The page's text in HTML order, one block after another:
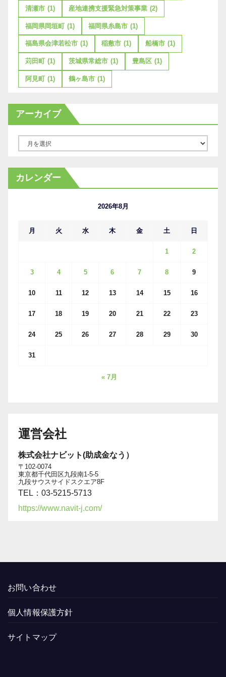
清瀬市 (1) 産地連携支援緊急対策事業 (2)
福岡県岡垣町 (1) 福岡県糸島市 (1)
福島県会津若松市 (1) 稲敷市 (1) 船橋市 (1)
苅田町 (1) 茨城県常総市 (1) 豊島区 (1)
阿見町 (1) 鶴ヶ島市 (1)
アーカイブ
カ
イ
カレンダー
2026年8月
月 火 水 木 金 土 日
1 2
3 4 5 6 7 8 9
10 11 12 13 14 15 16
17 18 19 20 21 22 23
24 25 26 27 28 29 30
31
« 7月
運営会社
株式会社ナビット(助成金なう）
〒102-0074
東京都千代田区九段南1-5-5
九段サウスサイドスクエア8F
TEL：03-5215-5713
https://www.navit-j.com/
お問い合わせ
個人情報保護方針
サイトマップ